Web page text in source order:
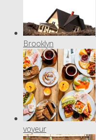
Brooklyn
voyeur